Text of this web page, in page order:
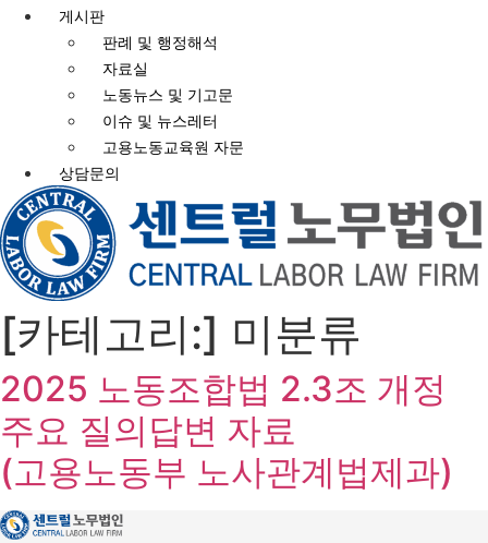
게시판
판례 및 행정해석
자료실
노동뉴스 및 기고문
이슈 및 뉴스레터
고용노동교육원 자문
상담문의
[카테고리:] 미분류
2025 노동조합법 2.3조 개정
주요 질의답변 자료
(고용노동부 노사관계법제과)